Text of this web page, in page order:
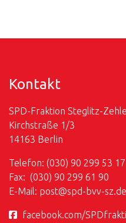
Kontakt
SPD-Fraktion Steglitz-
Kirchstraße 1/3
14163 Berlin
Telefon: (030) 90 299 53 17
Fax: (030) 90 299 61 90
E-Mail: post@spd-bvv-sz.de
facebook.com/